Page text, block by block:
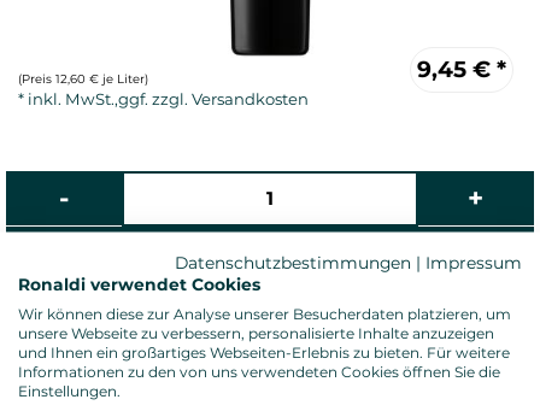
9,45 € *
(Preis 12,60 € je Liter)
Rotwein, trocken
Alkoholgehalt: 14,0 %vol.
Gesamtsäure: 5,80 g/l
Restzucker: 8,00 g/l
Allergenhinweis: enthält Sulfite
Datenschutzbestimmungen | Impressum
Ronaldi verwendet Cookies
Wir können diese zur Analyse unserer Besucherdaten platzieren, um
unsere Webseite zu verbessern, personalisierte Inhalte anzuzeigen
und Ihnen ein großartiges Webseiten-Erlebnis zu bieten. Für weitere
Informationen zu den von uns verwendeten Cookies öffnen Sie die
Einstellungen.